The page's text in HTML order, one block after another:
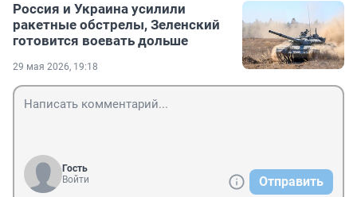
Россия и Украина усилили
ракетные обстрелы, Зеленский
готовится воевать дольше
29 мая 2026, 19:18
Гость
Войти
Отправить